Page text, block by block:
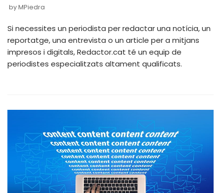
byMPiedra
Si necessites un periodista per redactar una notícia, un
reportatge, una entrevista o un article per a mitjans
impresos i digitals, Redactor.cat té un equip de
periodistes especialitzats altament qualificats.